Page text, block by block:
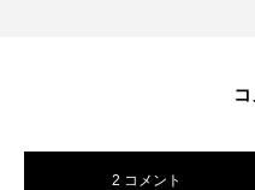
2 コメント